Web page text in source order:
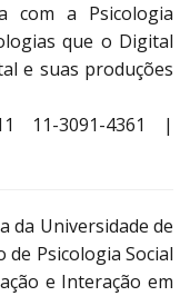
com a Psicologia
que o Digital
e suas produções
3091-4361 |
da Universidade de
de Psicologia Social
e Interação em